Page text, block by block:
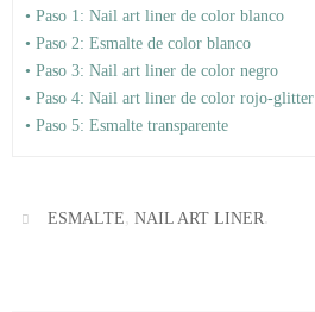
• Paso 1: Nail art liner de color blanco
• Paso 2: Esmalte de color blanco
• Paso 3: Nail art liner de color negro
• Paso 4: Nail art liner de color rojo-glitter
• Paso 5: Esmalte transparente
ESMALTE,NAIL ART LINER